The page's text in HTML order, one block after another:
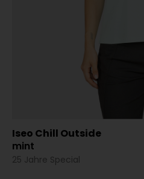
Iseo Chill Outside
mint
25 Jahre Special